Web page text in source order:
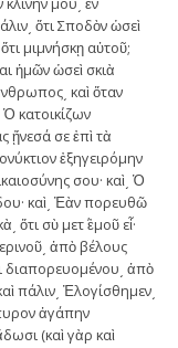
ὅτι Σποδὸν ὡσεὶ
μιμνήσκῃ αὐτοῦ;
ἡμῶν ὡσεὶ σκιὰ
καὶ ὅταν
κατοικίζων
ᾔνεσά σε ἐπὶ τὰ
ἐξηγειρόμην
σου· καὶ͵ Ὁ
καὶ͵ Ἐὰν πορευθῶ
σὺ μετ΄ ἐμοῦ εἶ·
ἀπὸ βέλους
διαπορευομένου͵ ἀπὸ
πάλιν͵ Ἐλογίσθημεν͵
ἀγάπην
(καὶ γὰρ καὶ